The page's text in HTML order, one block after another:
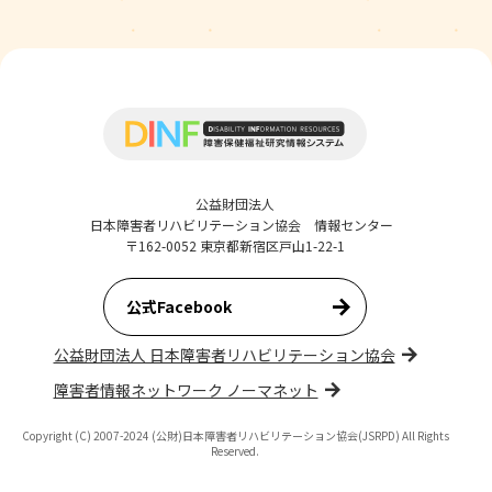
公益財団法人
日本障害者リハビリテーション協会 情報センター
〒162-0052 東京都新宿区戸山1-22-1
公式Facebook
公益財団法人 日本障害者リハビリテーション協会
障害者情報ネットワーク ノーマネット
Copyright (C) 2007-2024 (公財)日本障害者リハビリテーション協会(JSRPD) All Rights
Reserved.